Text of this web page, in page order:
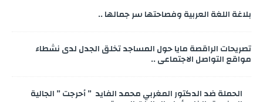
بلاغة اللغة العربية وفصاحتها سر جمالها ..
تصريحات الراقصة مايا حول المساجد تخلق الجدل لدى نشطاء
مواقع التواصل الاجتماعي ..
الحملة ضد الدكتور المغربي محمد الفايد ” أحرجت ” الجالية